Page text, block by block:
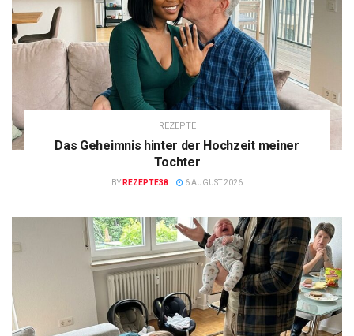
REZEPTE
Das Geheimnis hinter der Hochzeit meiner
Tochter
BY REZEPTE38 6 AUGUST 2026